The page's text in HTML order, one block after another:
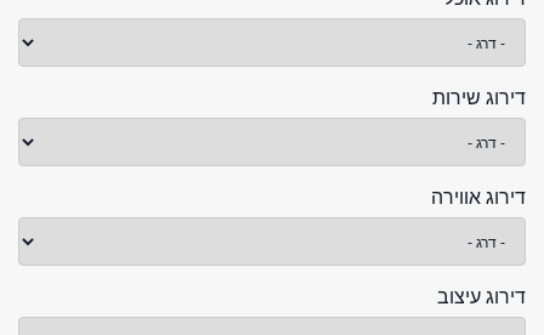
דירוג שירות
דירוג אווירה
דירוג עיצוב